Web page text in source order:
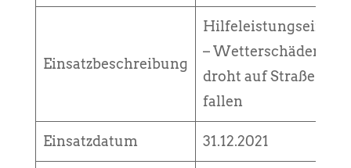
Einsatzbeschreibung
Hilfeleistungseinsatz
– Wetterschäden, Ast
droht auf Straße zu
fallen
Einsatzdatum 31.12.2021